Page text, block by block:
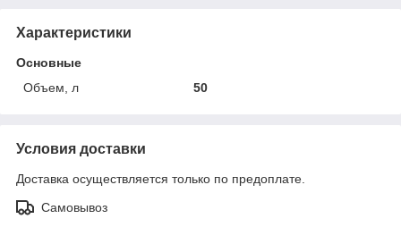
Характеристики
Основные
Объем, л
50
Условия доставки
Доставка осуществляется только по предоплате.
Самовывоз